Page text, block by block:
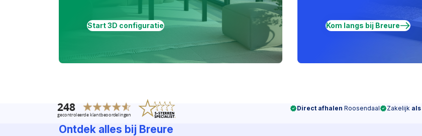
Start 3D configuratie Kom langs bij Breure
Direct afhalen Roosendaal Zakelijk als
Ontdek alles bij Breure